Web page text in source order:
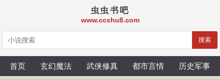
虫虫书吧
www.ccshu8.com
搜索
首页 玄幻魔法 武侠修真 都市言情 历史军事